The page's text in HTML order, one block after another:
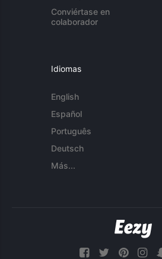
Conviértase en
colaborador
Idiomas
English
Español
Português
Deutsch
Más...